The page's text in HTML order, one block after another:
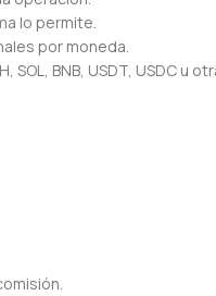
lo permite.
por moneda.
SOL, BNB, USDT, USDC u